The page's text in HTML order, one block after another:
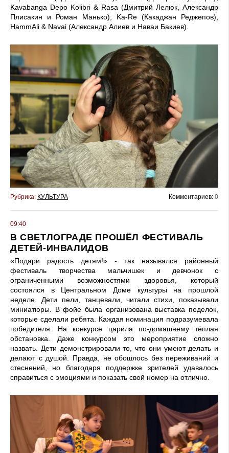
Kavabanga Depo Kolibri & Rasa (Дмитрий Лелюк, Александр
Плисакин и Роман Манько), Ka-Re (Какаджан Реджепов),
HammAli & Navai (Александр Алиев и Наваи Бакиев).
Рубрика: КУЛЬТУРА Комментариев: 0
09:40
В СВЕТЛОГРАДЕ ПРОШЁЛ ФЕСТИВАЛЬ
ДЕТЕЙ-ИНВАЛИДОВ
«Подари радость детям!» - так назывался районный
фестиваль творчества мальчишек и девчонок с
ограниченными возможностями здоровья, который
состоялся в Центральном Доме культуры на прошлой
неделе. Дети пели, танцевали, читали стихи, показывали
миниатюры. В фойе была организована выставка поделок,
которые сделали ребята. Каждая номинация подразумевала
победителя. На конкурсе царила по-домашнему тёплая
обстановка. Даже конкурсом это мероприятие сложно
назвать. Дети демонстрировали то, что они умеют делать и
делают с душой. Правда, не обошлось без переживаний и
стеснений, но благодаря поддержке зрителей удавалось
справиться с эмоциями и показать свой номер на отлично.